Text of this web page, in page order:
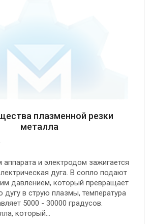
плазменной резки
металла
и электродом зажигается
дуга. В сопло подают
давлением, который превращает
дугу в струю плазмы, температура
5000 - 30000 градусов.
который...